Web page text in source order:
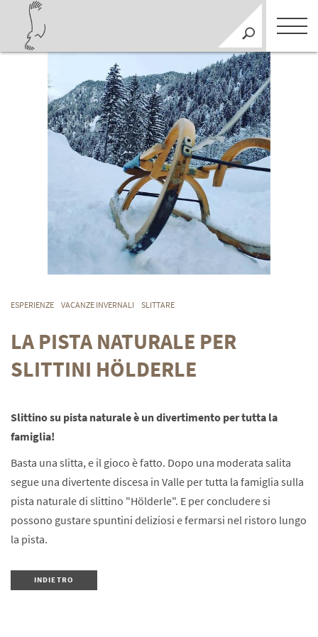
ESPERIENZE VACANZE INVERNALI SLITTARE
LA PISTA NATURALE PER
SLITTINI HÖLDERLE
Slittino su pista naturale è un divertimento per tutta la
famiglia!
Basta una slitta, e il gioco è fatto. Dopo una moderata salita
segue una divertente discesa in Valle per tutta la famiglia sulla
pista naturale di slittino "Hölderle". E per concludere si
possono gustare spuntini deliziosi e fermarsi nel ristoro lungo
la pista.
INDIETRO